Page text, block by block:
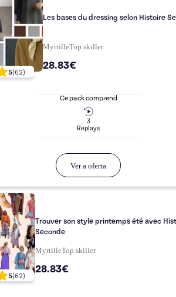
5(62)
Les bases du dressing selon Histoire
MyrtilleTop skiller
28.83€
Ce pack comprend
3
Replays
Ver a oferta
5(62)
Trouver son style printemps été avec
Seconde
MyrtilleTop skiller
28.83€